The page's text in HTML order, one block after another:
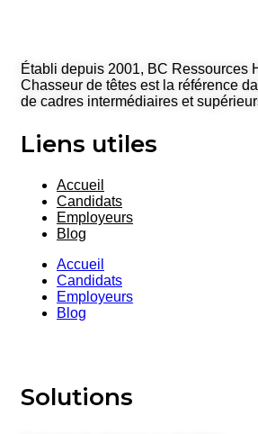
Établi depuis 2001, BC Ressources
Chasseur de têtes est la référence
de cadres intermédiaires et
Liens utiles
Accueil
Candidats
Employeurs
Blog
Accueil
Candidats
Employeurs
Blog
Solutions